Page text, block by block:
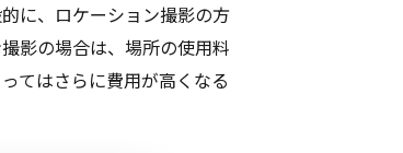
に、ロケーション撮影の方
影の場合は、場所の使用料
てはさらに費用が高くなる